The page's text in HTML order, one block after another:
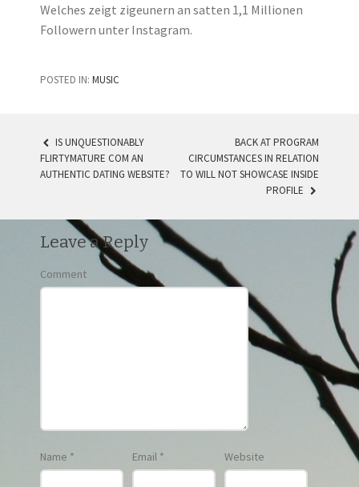
Welches zeigt zigeunern an satten 1,1 Millionen
Followern unter Instagram.
POSTED IN: MUSIC
POST NAVIGATION
IS UNQUESTIONABLY
FLIRTYMATURE COM AN
AUTHENTIC DATING WEBSITE?
BACK AT PROGRAM
CIRCUMSTANCES IN RELATION
TO WILL NOT SHOWCASE INSIDE
PROFILE
Leave a Reply
Comment
Name * Email * Website